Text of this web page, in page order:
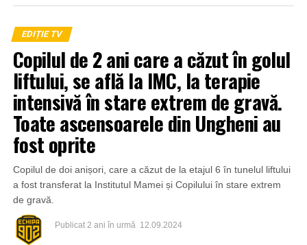
Inspectoratul General pentru Situații de Urgență
EDIȚIE TV
Copilul de 2 ani care a căzut în golul
liftului, se află la IMC, la terapie
intensivă în stare extrem de gravă.
Toate ascensoarele din Ungheni au
fost oprite
Copilul de doi anișori, care a căzut de la etajul 6 în tunelul liftului
a fost transferat la Institutul Mamei și Copilului în stare extrem
de gravă.
Publicat 2 ani în urmă 12.09.2024